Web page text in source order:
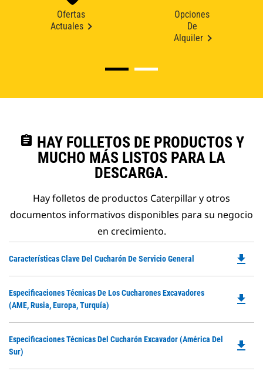
Ofertas
Actuales
Opciones
De
Alquiler
assignment HAY FOLLETOS DE PRODUCTOS Y
MUCHO MÁS LISTOS PARA LA
DESCARGA.
Hay folletos de productos Caterpillar y otros
documentos informativos disponibles para su negocio
en crecimiento.
Características Clave Del Cucharón De Servicio General file_download
Especificaciones Técnicas De Los Cucharones Excavadores
(AME, Rusia, Europa, Turquía)
file_download
Especificaciones Técnicas Del Cucharón Excavador (América Del
Sur)
file_download